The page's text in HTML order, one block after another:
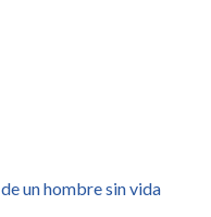
un hombre sin vida